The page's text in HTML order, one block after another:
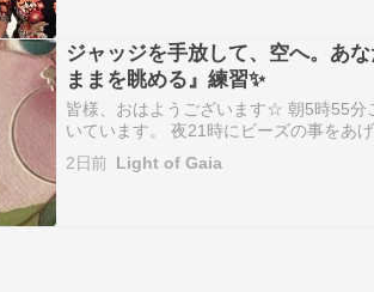
ジャッジを手放して、空へ。あ
ままを眺める』練習✨
皆様、おはようございます☆ 朝5時55分
いています。 夜21時にビーズの事をあ
します。 (｡-人-｡)✨ 。♥｡･ﾟ♡ﾟ･｡♥｡･ﾟ♡
る???? 目の前の出来事に、つい 『こ
2日前 Light of Gaia